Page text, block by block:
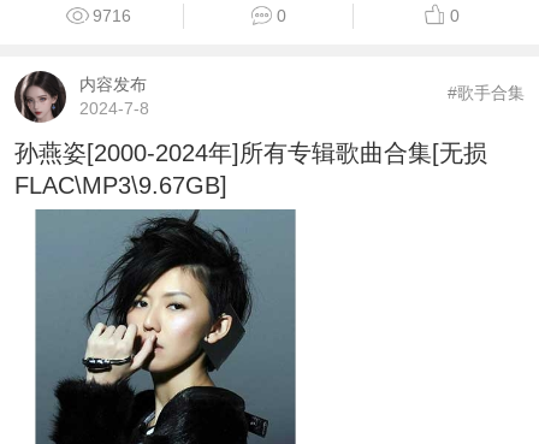
9716 0 0
内容发布
2024-7-8
#歌手合集
孙燕姿[2000-2024年]所有专辑歌曲合集[无损
FLAC\MP3\9.67GB]